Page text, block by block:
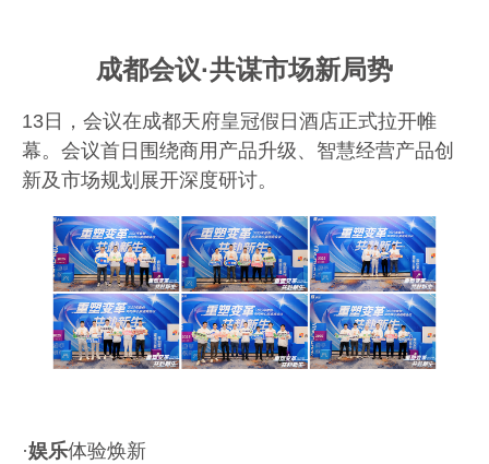
成都会议·共谋市场新局势
13 日，会议在成都天府皇冠假日酒店正式拉开帷
幕。会议首日围绕商用产品升级、智慧经营产品创
新及市场规划展开深度研讨。
·娱乐体验焕新